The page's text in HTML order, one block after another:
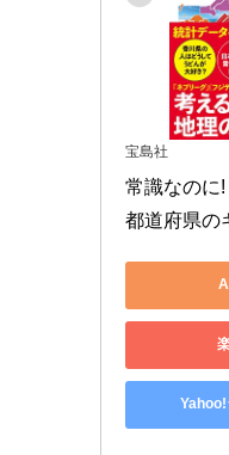
宝島社
常識なのに
都道府県の
Yahoo!